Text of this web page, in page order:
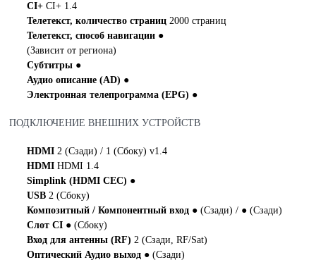
CI+CI+ 1.4
Телетекст, количество страниц2000 страниц
Телетекст, способ навигации ●
(Зависит от региона)
Субтитры ●
Аудио описание (AD) ●
Электронная телепрограмма (EPG) ●
ПОДКЛЮЧЕНИЕ ВНЕШНИХ УСТРОЙСТВ
HDMI2 (Сзади) / 1 (Сбоку) v1.4
HDMIHDMI 1.4
Simplink (HDMI CEC) ●
USB2 (Сбоку)
Композитный / Компонентный вход ● (Сзади) / ● (Сзади)
Слот CI ● (Сбоку)
Вход для антенны (RF)2 (Сзади, RF/Sat)
Оптический Аудио выход ● (Сзади)